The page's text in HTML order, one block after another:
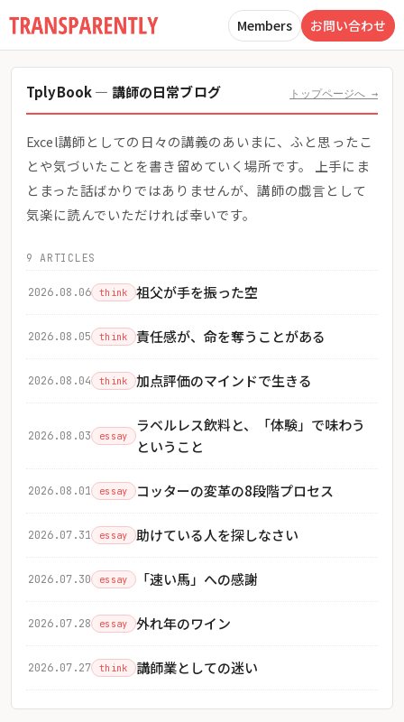
Members お問い合わせ
TplyBook — 講師の日常ブログ トップページへ →
Excel講師としての日々の講義のあいまに、ふと思ったこ
とや気づいたことを書き留めていく場所です。 上手にま
とまった話ばかりではありませんが、講師の戯言として
気楽に読んでいただければ幸いです。
9 ARTICLES
2026.08.06 think 祖父が手を振った空
2026.08.05 think 責任感が、命を奪うことがある
2026.08.04 think 加点評価のマインドで生きる
2026.08.03 essay
ラベルレス飲料と、「体験」で味わう
ということ
2026.08.01 essay コッターの変革の8段階プロセス
2026.07.31 essay 助けている人を探しなさい
2026.07.30 essay 「速い馬」への感謝
2026.07.28 essay 外れ年のワイン
2026.07.27 think 講師業としての迷い